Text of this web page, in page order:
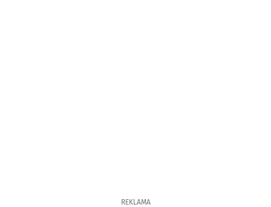
REKLAMA